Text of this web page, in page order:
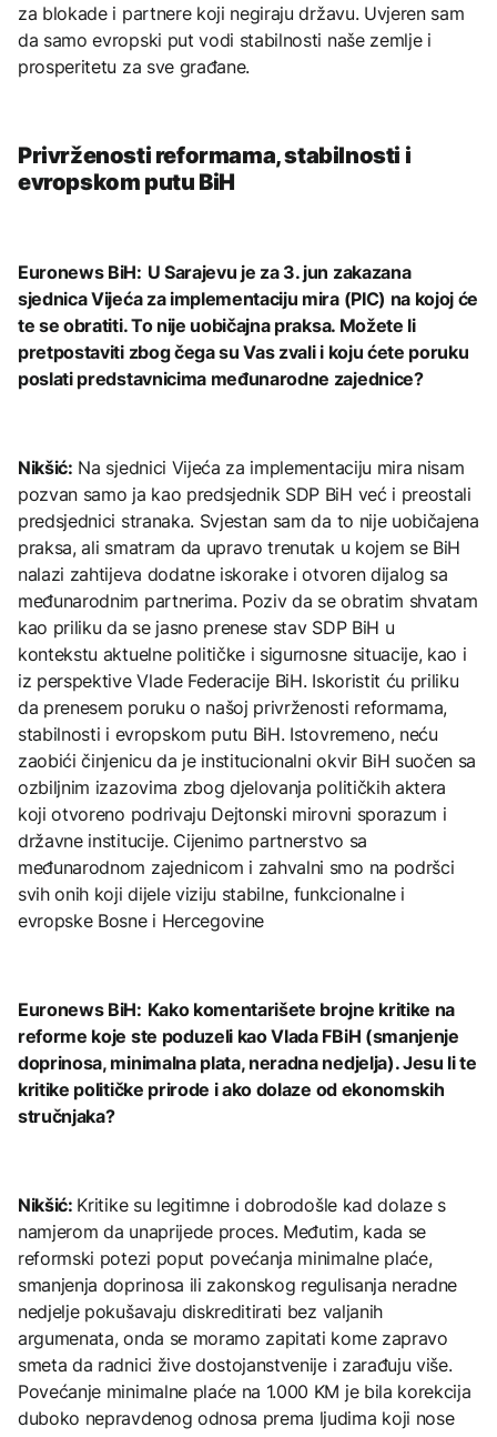
za blokade i partnere koji negiraju državu. Uvjeren sam
da samo evropski put vodi stabilnosti naše zemlje i
prosperitetu za sve građane.
Privrženosti reformama, stabilnosti i
evropskom putu BiH
Euronews BiH: U Sarajevu je za 3. jun zakazana
sjednica Vijeća za implementaciju mira (PIC) na kojoj će
te se obratiti. To nije uobičajna praksa. Možete li
pretpostaviti zbog čega su Vas zvali i koju ćete poruku
poslati predstavnicima međunarodne zajednice?
Nikšić: Na sjednici Vijeća za implementaciju mira nisam
pozvan samo ja kao predsjednik SDP BiH već i preostali
predsjednici stranaka. Svjestan sam da to nije uobičajena
praksa, ali smatram da upravo trenutak u kojem se BiH
nalazi zahtijeva dodatne iskorake i otvoren dijalog sa
međunarodnim partnerima. Poziv da se obratim shvatam
kao priliku da se jasno prenese stav SDP BiH u
kontekstu aktuelne političke i sigurnosne situacije, kao i
iz perspektive Vlade Federacije BiH. Iskoristit ću priliku
da prenesem poruku o našoj privrženosti reformama,
stabilnosti i evropskom putu BiH. Istovremeno, neću
zaobići činjenicu da je institucionalni okvir BiH suočen sa
ozbiljnim izazovima zbog djelovanja političkih aktera
koji otvoreno podrivaju Dejtonski mirovni sporazum i
državne institucije. Cijenimo partnerstvo sa
međunarodnom zajednicom i zahvalni smo na podršci
svih onih koji dijele viziju stabilne, funkcionalne i
evropske Bosne i Hercegovine
Euronews BiH: Kako komentarišete brojne kritike na
reforme koje ste poduzeli kao Vlada FBiH (smanjenje
doprinosa, minimalna plata, neradna nedjelja). Jesu li te
kritike političke prirode i ako dolaze od ekonomskih
stručnjaka?
Nikšić: Kritike su legitimne i dobrodošle kad dolaze s
namjerom da unaprijede proces. Međutim, kada se
reformski potezi poput povećanja minimalne plaće,
smanjenja doprinosa ili zakonskog regulisanja neradne
nedjelje pokušavaju diskreditirati bez valjanih
argumenata, onda se moramo zapitati kome zapravo
smeta da radnici žive dostojanstvenije i zarađuju više.
Povećanje minimalne plaće na 1.000 KM je bila korekcija
duboko nepravdenog odnosa prema ljudima koji nose